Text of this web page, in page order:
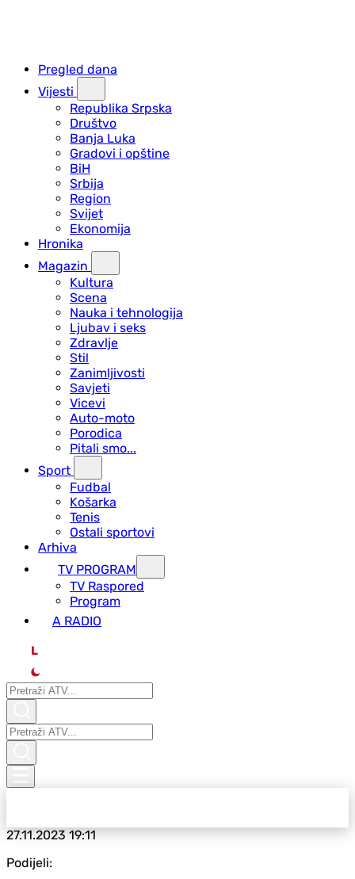
Pregled dana
Vijesti
Republika Srpska
Društvo
Banja Luka
Gradovi i opštine
BiH
Srbija
Region
Svijet
Ekonomija
Hronika
Magazin
Kultura
Scena
Nauka i tehnologija
Ljubav i seks
Zdravlje
Stil
Zanimljivosti
Savjeti
Vicevi
Auto-moto
Porodica
Pitali smo...
Sport
Fudbal
Košarka
Tenis
Ostali sportovi
Arhiva
TV PROGRAM
ТV Raspored
Program
A RADIO
L
27.11.202319:11
Podijeli: